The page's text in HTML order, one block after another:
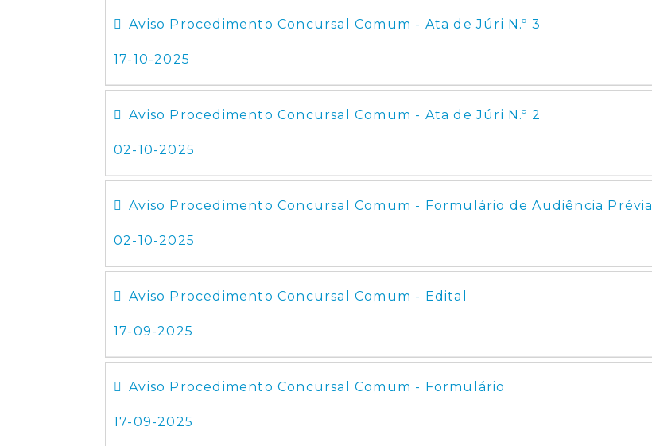
Aviso Procedimento Concursal Comum - Ata de Júri N.º 3
17-10-2025
Aviso Procedimento Concursal Comum - Ata de Júri N.º 2
02-10-2025
Aviso Procedimento Concursal Comum - Formulário de Audiência Prévia
02-10-2025
Aviso Procedimento Concursal Comum - Edital
17-09-2025
Aviso Procedimento Concursal Comum - Formulário
17-09-2025